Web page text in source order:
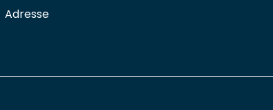
Adresse